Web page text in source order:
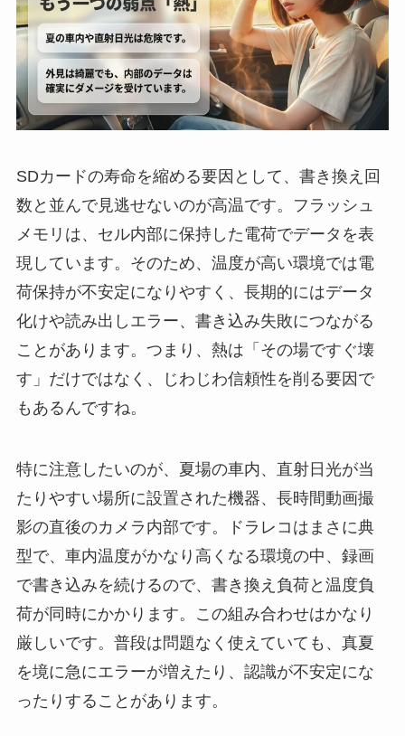
SDカードの寿命を縮める要因として、書き換え回
数と並んで見逃せないのが高温です。フラッシュ
メモリは、セル内部に保持した電荷でデータを表
現しています。そのため、温度が高い環境では電
荷保持が不安定になりやすく、長期的にはデータ
化けや読み出しエラー、書き込み失敗につながる
ことがあります。つまり、熱は「その場ですぐ壊
す」だけではなく、じわじわ信頼性を削る要因で
もあるんですね。
特に注意したいのが、夏場の車内、直射日光が当
たりやすい場所に設置された機器、長時間動画撮
影の直後のカメラ内部です。ドラレコはまさに典
型で、車内温度がかなり高くなる環境の中、録画
で書き込みを続けるので、書き換え負荷と温度負
荷が同時にかかります。この組み合わせはかなり
厳しいです。普段は問題なく使えていても、真夏
を境に急にエラーが増えたり、認識が不安定にな
ったりすることがあります。